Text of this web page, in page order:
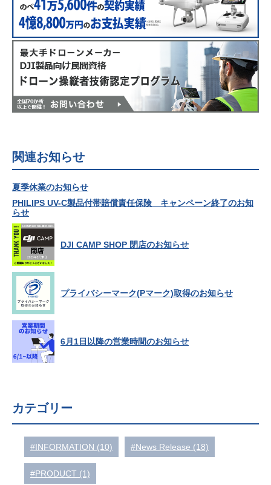
関連お知らせ
夏季休業のお知らせ
PHILIPS UV-C製品付帯賠償責任保険 キャンペーン終了のお知
らせ
DJI CAMP SHOP 閉店のお知らせ
プライバシーマーク(Pマーク)取得のお知らせ
6月1日以降の営業時間のお知らせ
カテゴリー
#INFORMATION (10) #News Release (18)
#PRODUCT (1)